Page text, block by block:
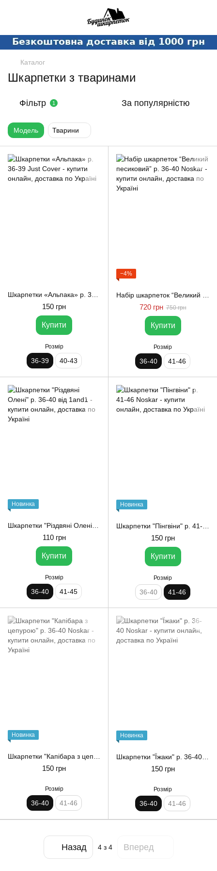
Каталог
Шкарпетки з тваринами
Фільтр 1 За популярністю
Модель Тварини
150 грн
Купити
Розмір
36-39 40-43
−4%
720 грн 750 грн
Купити
Розмір
36-40 41-46
Новинка
110 грн
Купити
Розмір
36-40 41-45
Новинка
150 грн
Купити
Розмір
36-40 41-46
Новинка
150 грн
Розмір
36-40 41-46
Новинка
150 грн
Розмір
36-40 41-46
Назад 4з 4 Вперед